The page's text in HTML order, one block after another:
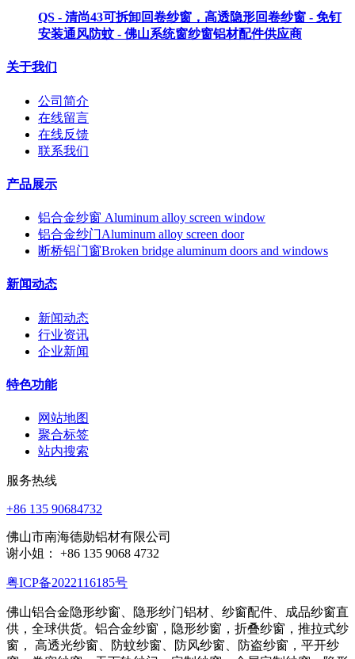
QS - 清尚43可拆卸回卷纱窗，高透隐形回卷纱窗 - 免钉
安装通风防蚊 - 佛山系统窗纱窗铝材配件供应商
关于我们
公司简介
在线留言
在线反馈
联系我们
产品展示
铝合金纱窗 Aluminum alloy screen window
铝合金纱门Aluminum alloy screen door
断桥铝门窗Broken bridge aluminum doors and windows
新闻动态
新闻动态
行业资讯
企业新闻
特色功能
网站地图
聚合标签
站内搜索
服务热线
+86 135 90684732
佛山市南海德勋铝材有限公司
谢小姐： +86 135 9068 4732
粤ICP备2022116185号
佛山铝合金隐形纱窗、隐形纱门铝材、纱窗配件、成品纱窗直
供，全球供货。铝合金纱窗，隐形纱窗，折叠纱窗，推拉式纱
窗， 高透光纱窗、防蚊纱窗、防风纱窗、防盗纱窗，平开纱